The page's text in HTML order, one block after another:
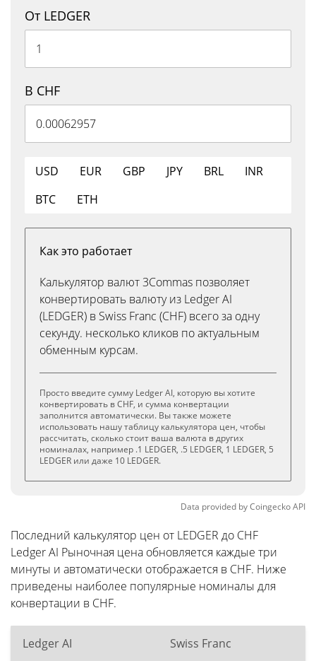
От LEDGER
В CHF
USD EUR GBP JPY BRL
INR
BTC
ETH
Как это работает
Калькулятор валют 3Commas позволяет
конвертировать валюту из Ledger AI
(LEDGER) в Swiss Franc (CHF) всего за одну
секунду. несколько кликов по актуальным
обменным курсам.
Просто введите сумму Ledger AI, которую вы хотите
конвертировать в CHF, и сумма конвертации
заполнится автоматически. Вы также можете
использовать нашу таблицу калькулятора цен, чтобы
рассчитать, сколько стоит ваша валюта в других
номиналах, например .1 LEDGER, .5 LEDGER, 1 LEDGER, 5
LEDGER или даже 10 LEDGER.
Data provided byCoingeckoAPI
Последний калькулятор цен от LEDGER до CHF
Ledger AI Рыночная цена обновляется каждые три
минуты и автоматически отображается в CHF. Ниже
приведены наиболее популярные номиналы для
конвертации в CHF.
Ledger AI Swiss Franc